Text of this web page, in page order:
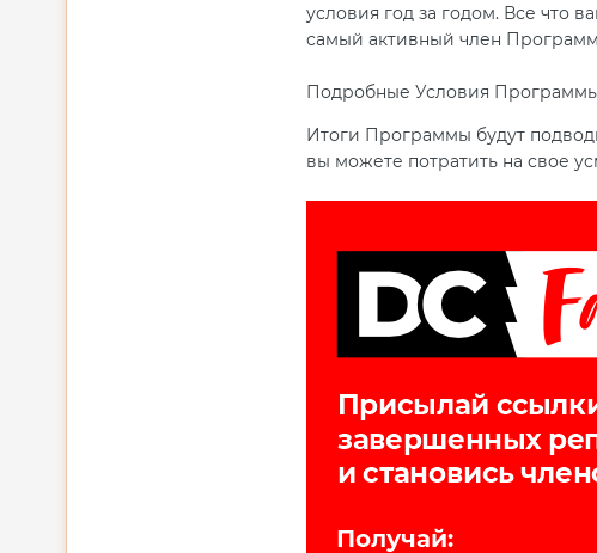
условия год за годом. Все что
самый активный член
Подробные Условия
Итоги Программы будут
вы можете потратить на свое